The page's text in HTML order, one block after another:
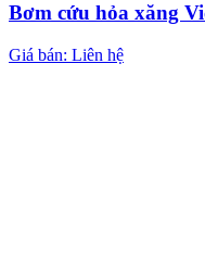
Bơm cứu hỏa xăng
Giá bán: Liên hệ